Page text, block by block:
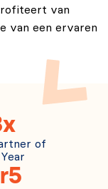
van
van een ervaren
of